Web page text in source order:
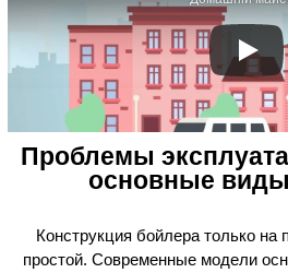
Проблемы
основные
Конструкция бойлера только на
простой. Современные модели